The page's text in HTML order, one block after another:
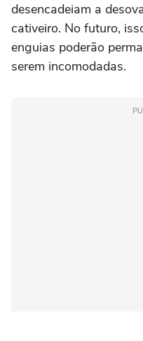
desencadeiam a
cativeiro. No futuro,
enguias poderão
serem incomodadas.